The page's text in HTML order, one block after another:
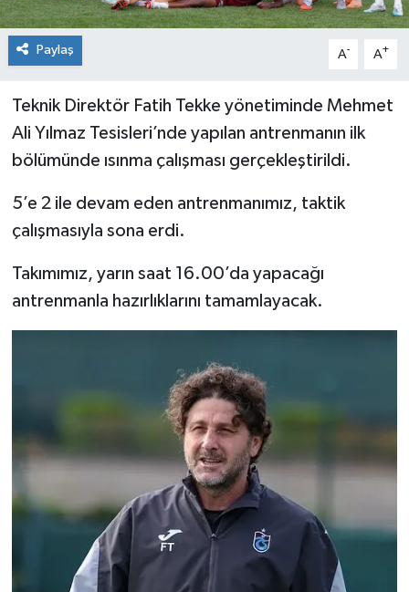
Paylaş A- A+
Teknik Direktör Fatih Tekke yönetiminde Mehmet
Ali Yılmaz Tesisleri’nde yapılan antrenmanın ilk
bölümünde ısınma çalışması gerçekleştirildi.
5’e 2 ile devam eden antrenmanımız, taktik
çalışmasıyla sona erdi.
Takımımız, yarın saat 16.00’da yapacağı
antrenmanla hazırlıklarını tamamlayacak.